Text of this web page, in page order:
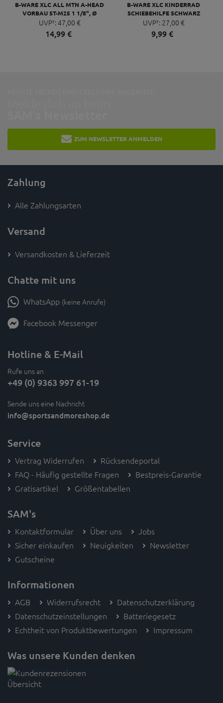
B-WARE XLC ALL MTN A-HEAD
VORBAU ST-M25 1 1/8", Ø
31,8MM, 65MM, 0°
SCHWARZ/GLANZ
UVP¹:47,00 €
14,99 €
B-WARE XLC KINDERRAD
SCHIEBEHILFE SCHWARZ
UVP¹: 27,00 €
9,99€
ZUM NEWSLETTER ANMELDEN
Zahlung
Alle Zahlungsarten
Versand
Versandkosten & Lieferzeit
Chatte mit uns
WhatsApp (keine Anrufe)
Facebook Messenger
Hotline & E-Mail
Rufe uns an
+49 (0) 9363 997 61-19
Sende uns eine Nachricht
info@sportsandmoreshop.de
Service
Vertrag Widerrufen
Rücksendeportal
FAQ - Häufig gestellte Fragen
Bestpreis-Garantie
Gratisartikel
Größentabellen
SAM's
Kontaktformular Über uns
Jobs
Sicher einkaufen
Neuigkeiten
Newsletter
Gutscheine
Informationen
AGB Widerrufsrecht
Datenschutzerklärung
Datenschutzeinstellungen
Batteriegesetz
Echtheit von Produktbewertungen
Impressum
Was unsere Kunden denken